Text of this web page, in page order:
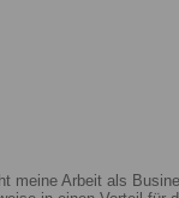
Arbeit als